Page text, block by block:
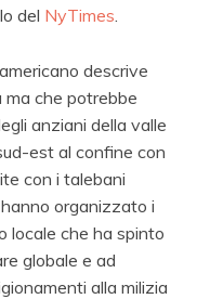
del NyTimes
descrive
ma che potrebbe
anziani della valle
est al confine con
con i talebani
organizzato i
locale che ha spinto
globale e ad
alla milizia